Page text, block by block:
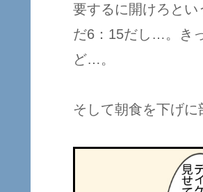
要するに開けろとい
だ6：15だし…。き
ど…。
そして朝食を下げに